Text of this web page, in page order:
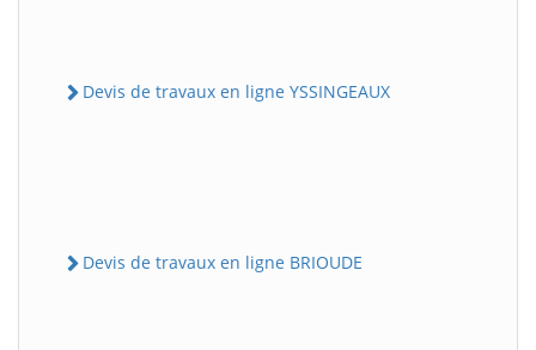
Devis de travaux en ligne YSSINGEAUX
Devis de travaux en ligne BRIOUDE